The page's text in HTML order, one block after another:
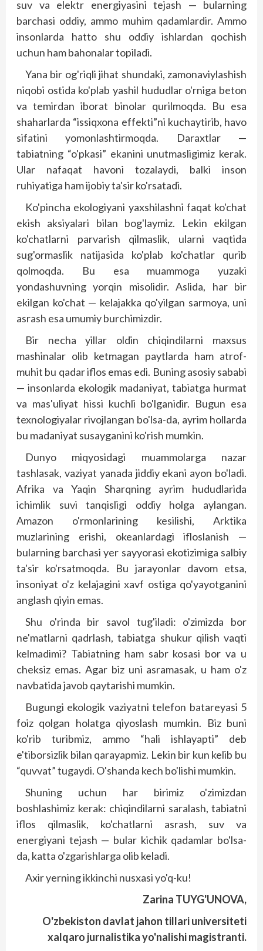
suv va elektr energiyasini tejash — bularning
barchasi oddiy, ammo muhim qadamlardir. Ammo
insonlarda hatto shu oddiy ishlardan qochish
uchun ham bahonalar topiladi.
Yana bir og'riqli jihat shundaki, zamonaviylashish
niqobi ostida ko'plab yashil hududlar o'rniga beton
va temirdan iborat binolar qurilmoqda. Bu esa
shaharlarda “issiqxona effekti”ni kuchaytirib, havo
sifatini yomonlashtirmoqda. Daraxtlar —
tabiatning “o'pkasi” ekanini unutmasligimiz kerak.
Ular nafaqat havoni tozalaydi, balki inson
ruhiyatiga ham ijobiy ta'sir ko'rsatadi.
Ko'pincha ekologiyani yaxshilashni faqat ko'chat
ekish aksiyalari bilan bog'laymiz. Lekin ekilgan
ko'chatlarni parvarish qilmaslik, ularni vaqtida
sug'ormaslik natijasida ko'plab ko'chatlar qurib
qolmoqda. Bu esa muammoga yuzaki
yondashuvning yorqin misolidir. Aslida, har bir
ekilgan ko'chat — kelajakka qo'yilgan sarmoya, uni
asrash esa umumiy burchimizdir.
Bir necha yillar oldin chiqindilarni maxsus
mashinalar olib ketmagan paytlarda ham atrof-
muhit bu qadar iflos emas edi. Buning asosiy sababi
— insonlarda ekologik madaniyat, tabiatga hurmat
va mas'uliyat hissi kuchli bo'lganidir. Bugun esa
texnologiyalar rivojlangan bo'lsa-da, ayrim hollarda
bu madaniyat susayganini ko'rish mumkin.
Dunyo miqyosidagi muammolarga nazar
tashlasak, vaziyat yanada jiddiy ekani ayon bo'ladi.
Afrika va Yaqin Sharqning ayrim hududlarida
ichimlik suvi tanqisligi oddiy holga aylangan.
Amazon o'rmonlarining kesilishi, Arktika
muzlarining erishi, okeanlardagi ifloslanish —
bularning barchasi yer sayyorasi ekotizimiga salbiy
ta'sir ko'rsatmoqda. Bu jarayonlar davom etsa,
insoniyat o'z kelajagini xavf ostiga qo'yayotganini
anglash qiyin emas.
Shu o'rinda bir savol tug'iladi: o'zimizda bor
ne'matlarni qadrlash, tabiatga shukur qilish vaqti
kelmadimi? Tabiatning ham sabr kosasi bor va u
cheksiz emas. Agar biz uni asramasak, u ham o'z
navbatida javob qaytarishi mumkin.
Bugungi ekologik vaziyatni telefon batareyasi 5
foiz qolgan holatga qiyoslash mumkin. Biz buni
ko'rib turibmiz, ammo “hali ishlayapti” deb
e'tiborsizlik bilan qarayapmiz. Lekin bir kun kelib bu
“quvvat” tugaydi. O'shanda kech bo'lishi mumkin.
Shuning uchun har birimiz o'zimizdan
boshlashimiz kerak: chiqindilarni saralash, tabiatni
iflos qilmaslik, ko'chatlarni asrash, suv va
energiyani tejash — bular kichik qadamlar bo'lsa-
da, katta o'zgarishlarga olib keladi.
Axir yerning ikkinchi nusxasi yo'q-ku!
Zarina TUYG'UNOVA,
O'zbekiston davlat jahon tillari universiteti
xalqaro jurnalistika yo'nalishi magistranti.